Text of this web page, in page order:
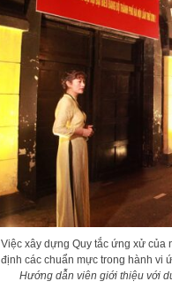
Việc xây dựng Quy tắc ứng xử của
định các chuẩn mực trong hành vi
Hướng dẫn viên giới thiệu với